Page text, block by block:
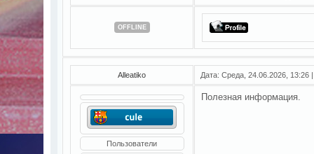
OFFLINE
Alleatiko Дата: Среда, 24.06.2026,
Пользователи
Полезная информация.